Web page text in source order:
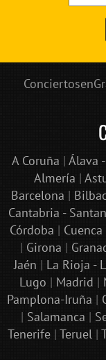
A Coruña | Álava
Almería |
Barcelona |
Cantabria -
Córdoba | Cuenca
| Girona |
Jaén | La Rioja -
Lugo | Madrid |
Pamplona-Iruña |
| Salamanca |
Tenerife| Teruel |